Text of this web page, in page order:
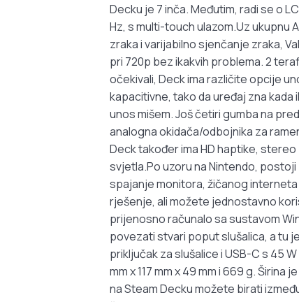
Decku je 7 inča. Međutim, radi se o
Hz, s multi-touch ulazom.Uz ukupnu
zraka i varijabilno sjenčanje zraka,
pri 720p bez ikakvih problema. 2
očekivali, Deck ima različite opcije
kapacitivne, tako da uređaj zna kada
unos mišem. Još četiri gumba na
analogna okidača/odbojnika za
Deck također ima HD haptike,
svjetla.Po uzoru na Nintendo,
spajanje monitora, žičanog
rješenje, ali možete jednostavno
prijenosno računalo sa sustavom
povezati stvari poput slušalica, a tu
priključak za slušalice i USB-C s 45
mm x 117 mm x 49 mm i 669 g.
na Steam Decku možete birati